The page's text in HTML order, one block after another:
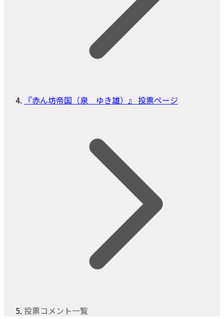
『赤ん坊帝国（泉 ゆき雄）』 投票ページ
投票コメント一覧